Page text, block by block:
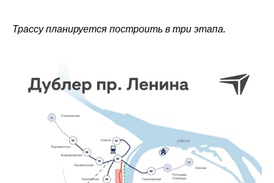
Трассу планируется построить в три этапа.